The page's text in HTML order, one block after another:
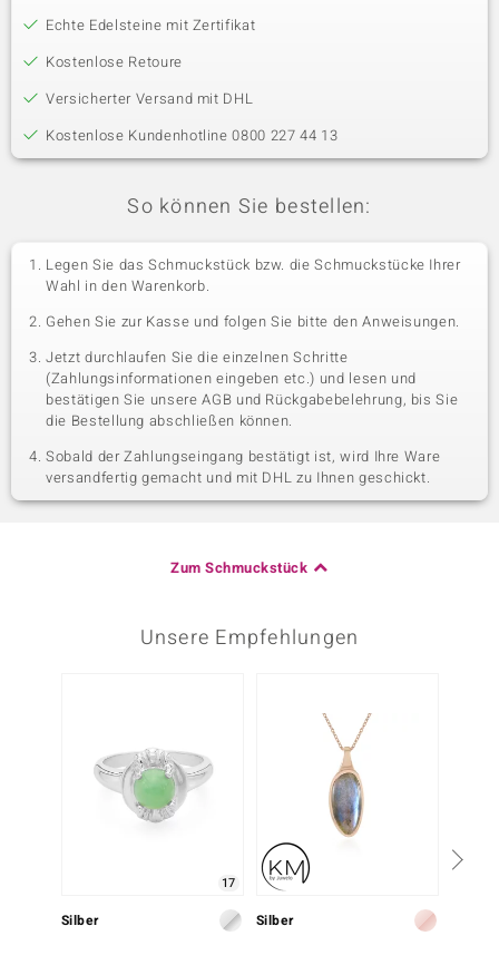
Echte Edelsteine mit Zertifikat
Kostenlose Retoure
Versicherter Versand mit DHL
Kostenlose Kundenhotline 0800 227 44 13
So können Sie bestellen:
Legen Sie das Schmuckstück bzw. die Schmuckstücke Ihrer
Wahl in den Warenkorb.
Gehen Sie zur Kasse und folgen Sie bitte den Anweisungen.
Jetzt durchlaufen Sie die einzelnen Schritte
(Zahlungsinformationen eingeben etc.) und lesen und
bestätigen Sie unsere AGB und Rückgabebelehrung, bis Sie
die Bestellung abschließen können.
Sobald der Zahlungseingang bestätigt ist, wird Ihre Ware
versandfertig gemacht und mit DHL zu Ihnen geschickt.
Zum Schmuckstück
Unsere Empfehlungen
17
Silber Silber